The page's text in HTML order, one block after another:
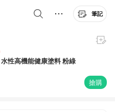
筆記
性高機能健康塗料 粉綠
搶購